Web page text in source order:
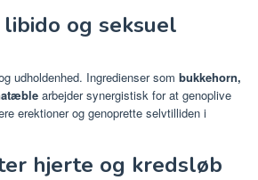
og seksuel
udholdenhed. Ingredienser som bukkehorn,
arbejder synergistisk for at genoplive
erektioner og genoprette selvtilliden i
hjerte og kredsløb